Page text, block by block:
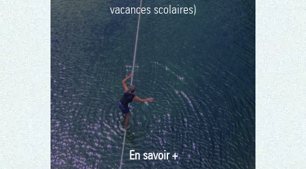
vacances scolaires)
En savoir +